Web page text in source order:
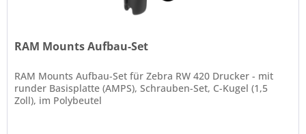
RAM Mounts Aufbau-Set
RAM Mounts Aufbau-Set für Zebra RW 420 Drucker - mit
runder Basisplatte (AMPS), Schrauben-Set, C-Kugel (1,5
Zoll), im Polybeutel